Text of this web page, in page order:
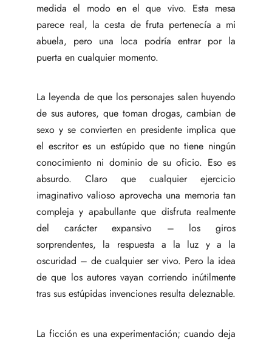
medida el modo en el que vivo. Esta mesa
parece real, la cesta de fruta pertenecía a mi
abuela, pero una loca podría entrar por la
puerta en cualquier momento.
La leyenda de que los personajes salen huyendo
de sus autores, que toman drogas, cambian de
sexo y se convierten en presidente implica que
el escritor es un estúpido que no tiene ningún
conocimiento ni dominio de su oficio. Eso es
absurdo. Claro que cualquier ejercicio
imaginativo valioso aprovecha una memoria tan
compleja y apabullante que disfruta realmente
del carácter expansivo – los giros
sorprendentes, la respuesta a la luz y a la
oscuridad – de cualquier ser vivo. Pero la idea
de que los autores vayan corriendo inútilmente
tras sus estúpidas invenciones resulta deleznable.
La ficción es una experimentación; cuando deja